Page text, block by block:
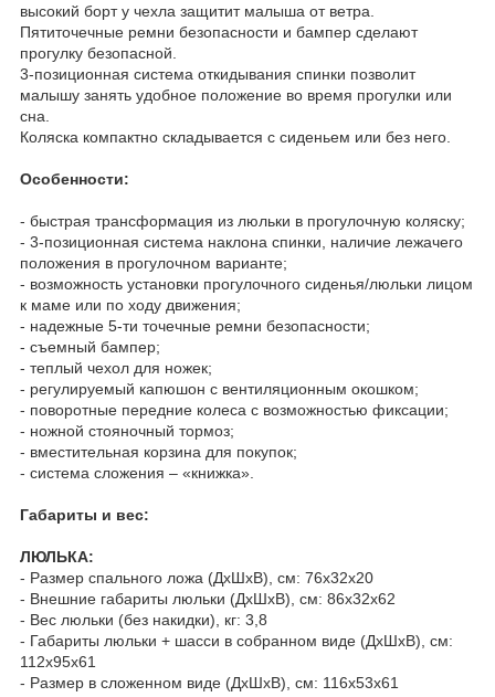
высокий борт у чехла защитит малыша от ветра.
Пятиточечные ремни безопасности и бампер сделают
прогулку безопасной.
3-позиционная система откидывания спинки позволит
малышу занять удобное положение во время прогулки или
сна.
Коляска компактно складывается с сиденьем или без него.
Особенности:
- быстрая трансформация из люльки в прогулочную коляску;
- 3-позиционная система наклона спинки, наличие лежачего
положения в прогулочном варианте;
- возможность установки прогулочного сиденья/люльки лицом
к маме или по ходу движения;
- надежные 5-ти точечные ремни безопасности;
- съемный бампер;
- теплый чехол для ножек;
- регулируемый капюшон с вентиляционным окошком;
- поворотные передние колеса с возможностью фиксации;
- ножной стояночный тормоз;
- вместительная корзина для покупок;
- система сложения – «книжка».
Габариты и вес:
ЛЮЛЬКА:
- Размер спального ложа (ДхШхВ), см: 76х32х20
- Внешние габариты люльки (ДхШхВ), см: 86х32х62
- Вес люльки (без накидки), кг: 3,8
- Габариты люльки + шасси в собранном виде (ДхШхВ), см:
112х95х61
- Размер в сложенном виде (ДхШхВ), см: 116х53х61